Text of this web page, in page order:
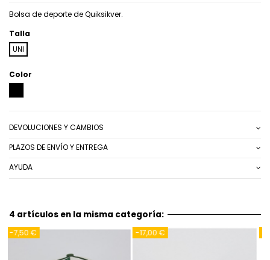
Bolsa de deporte de Quiksikver.
Talla
UNI
Color
DEVOLUCIONES Y CAMBIOS
PLAZOS DE ENVÍO Y ENTREGA
AYUDA
4 artículos en la misma categoría:
-17,00 €